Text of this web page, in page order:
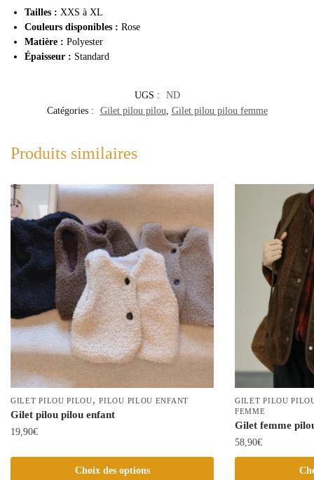
Tailles : XXS à XL
Couleurs disponibles : Rose
Matière : Polyester
Épaisseur : Standard
UGS :
ND
Catégories :
Gilet pilou pilou, Gilet pilou pilou femme
Produits similaires
GILET PILOU PILOU,PILOU PILOU ENFANT
Gilet pilou pilou enfant
19,90€
Choix des options
Ce
GILET PILOU
FEMME
Gilet femme
58,90€